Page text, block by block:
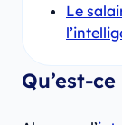
Le
Qu’est-